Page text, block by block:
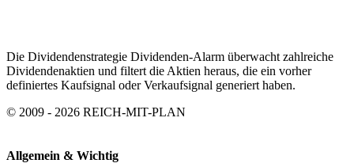
Die Dividendenstrategie Dividenden-Alarm überwacht zahlreiche
Dividendenaktien und filtert die Aktien heraus, die ein vorher
definiertes Kaufsignal oder Verkaufsignal generiert haben.
© 2009 - 2026 REICH-MIT-PLAN
Allgemein & Wichtig